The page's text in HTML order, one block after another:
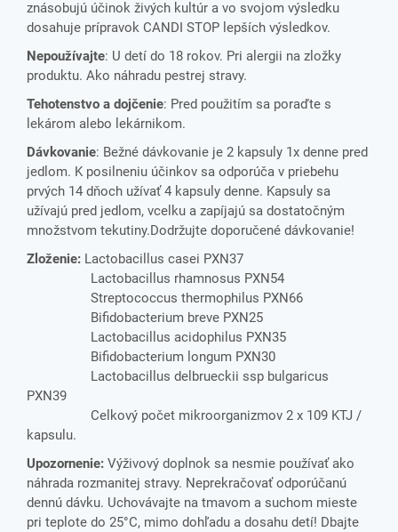
znásobujú účinok živých kultúr a vo svojom výsledku
dosahuje prípravok CANDI STOP lepších výsledkov.
Nepoužívajte: U detí do 18 rokov. Pri alergii na zložky
produktu. Ako náhradu pestrej stravy.
Tehotenstvo a dojčenie: Pred použitím sa poraďte s
lekárom alebo lekárnikom.
Dávkovanie: Bežné dávkovanie je 2 kapsuly 1x denne pred
jedlom. K posilneniu účinkov sa odporúča v priebehu
prvých 14 dňoch užívať 4 kapsuly denne. Kapsuly sa
užívajú pred jedlom, vcelku a zapíjajú sa dostatočným
množstvom tekutiny.Dodržujte doporučené dávkovanie!
Zloženie: Lactobacillus casei PXN37
Lactobacillus rhamnosus PXN54
Streptococcus thermophilus PXN66
Bifidobacterium breve PXN25
Lactobacillus acidophilus PXN35
Bifidobacterium longum PXN30
Lactobacillus delbrueckii ssp bulgaricus
PXN39
Celkový počet mikroorganizmov 2 x 109 KTJ /
kapsulu.
Upozornenie: Výživový doplnok sa nesmie používať ako
náhrada rozmanitej stravy. Neprekračovať odporúčanú
dennú dávku. Uchovávajte na tmavom a suchom mieste
pri teplote do 25°C, mimo dohľadu a dosahu detí! Dbajte